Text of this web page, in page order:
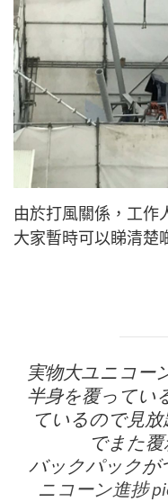
由於打風關係，工作
大家暫時可以睇清楚
実物大ユニコー
半身を覆ってい
ているので見
でまた
バックパックが
ニコーン進捗